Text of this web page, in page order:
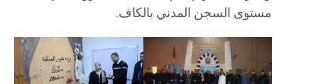
مستوى السجن المدني بالكاف.